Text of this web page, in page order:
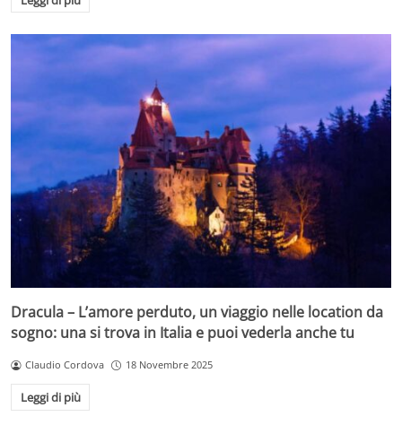
Dracula – L’amore perduto, un viaggio nelle location da
sogno: una si trova in Italia e puoi vederla anche tu
Claudio Cordova 18 Novembre 2025
Leggi di più